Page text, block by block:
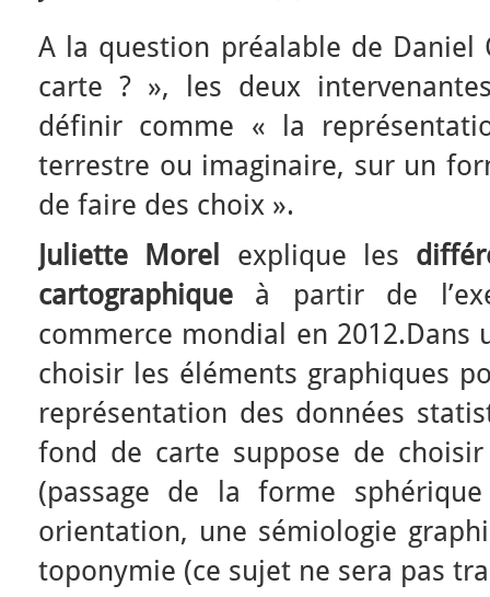
A la question préalable de Daniel
carte ? », les deux
définir comme « la
terrestre ou imaginaire, sur un
de faire des choix ».
Juliette Morel
explique les
cartographique à partir de
commerce mondial en
choisir les éléments graphiques
représentation des données
fond de carte suppose de
(passage de la forme
orientation, une sémiologie
toponymie (ce sujet ne sera pas